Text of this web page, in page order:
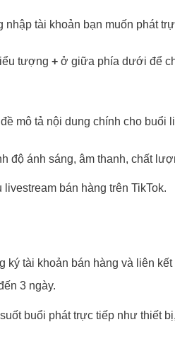
nhập tài khoản bạn muốn phát
tượng + ở giữa phía dưới để
mô tả nội dung chính cho buổi
độ ánh sáng, âm thanh, chất
livestream bán hàng trên TikTok.
ký tài khoản bán hàng và liên
3 ngày.
buổi phát trực tiếp như thiết